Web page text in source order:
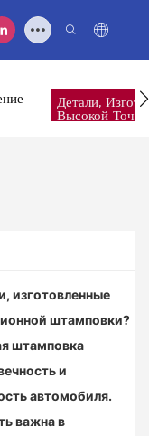
Детали,
Высокой
изготовленные
штамповки?
штамповка
и
автомобиля.
важна в